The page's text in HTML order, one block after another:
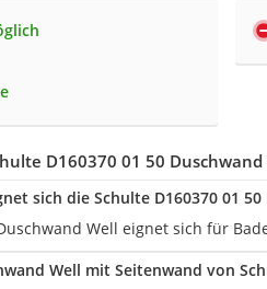
D160370 01 50 Duschwand
sich die Schulte D160370 01 50
Well eignet sich für
Well mit Seitenwand von